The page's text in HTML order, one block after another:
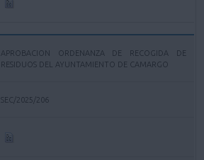
APROBACION ORDENANZA DE RECOGIDA DE
RESIDUOS DEL AYUNTAMIENTO DE CAMARGO
SEC/2025/206